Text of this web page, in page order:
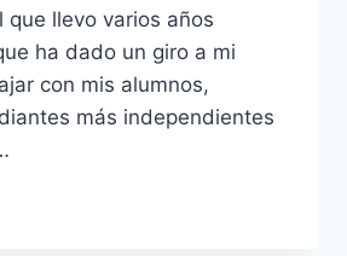
que llevo varios años
ha dado un giro a mi
con mis alumnos,
más independientes